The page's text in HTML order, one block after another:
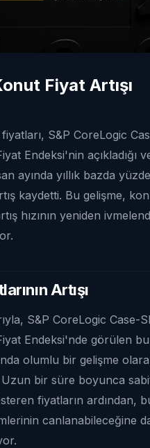
Fiyat Artışı
S&P CoreLogic
Endeksi'nin açıkladığı
ayında yıllık bazda
kaydetti. Bu gelişme,
hızının yeniden
Artışı
S&P CoreLogic Case-
Endeksi'nde görülen bu
olumlu bir gelişme
bir süre boyunca
fiyatların ardından,
canlanabileceğine